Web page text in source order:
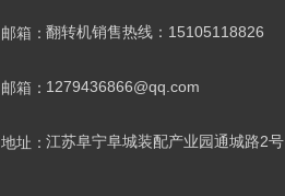
邮箱：翻转机销售热线：15105118826
邮箱： 1279436866@qq.com
地址：江苏阜宁阜城装配产业园通城路2号